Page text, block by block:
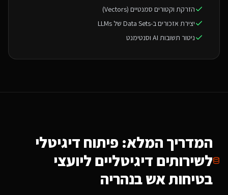
הזרקת וקטורים סמנטיים (Vectors)
יצירת אזכורים ב-Data Sets של LLMs
ניטור תשובות AI וסנטימנט
המדריך המלא: פיתוח דיגיטלי
לשירותים דיגיטליים ליועצי
בטיחות אשבנהריה